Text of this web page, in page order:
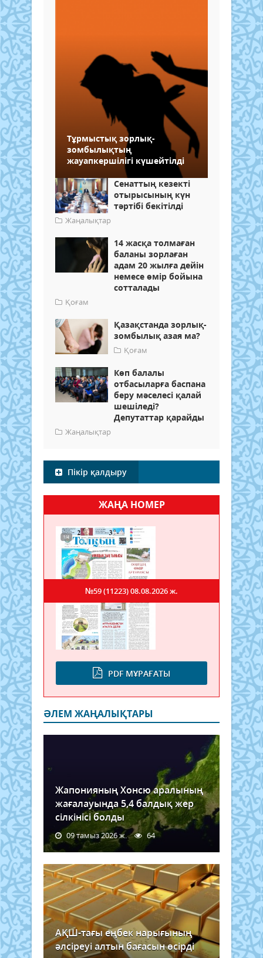
Тұрмыстық зорлық-
зомбылықтың
жауапкершілігі күшейтілді
Сенаттың кезекті
отырысының күн
тәртібі бекітілді
Жаңалықтар
14 жасқа толмаған
баланы зорлаған
адам 20 жылға дейін
немесе өмір бойына
сотталады
Қоғам
Қазақстанда зорлық-
зомбылық азая ма?
Қоғам
Көп балалы
отбасыларға баспана
беру мәселесі қалай
шешіледі?
Депутаттар қарайды
Жаңалықтар
Пікір қалдыру
ЖАҢА НОМЕР
PDF МҰРАҒАТЫ
№59 (11223)08.08.2026 ж.
ӘЛЕМ ЖАҢАЛЫҚТАРЫ
Жапонияның Хонсю аралының
жағалауында 5,4 балдық жер
сілкінісі болды
09 тамыз 2026 ж. 64
АҚШ-тағы еңбек нарығының
әлсіреуі алтын бағасын өсірді